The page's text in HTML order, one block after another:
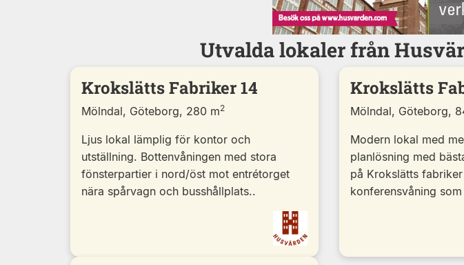
Utvalda lokaler från
Krokslätts Fabriker 14
Mölndal, Göteborg, 280 m2
Ljus lokal lämplig för kontor och
utställning. Bottenvåningen med stora
fönsterpartier i nord/öst mot entrétorget
nära spårvagn och busshållplats..
Krokslätts
Mölndal, Göteborg,
Modern lokal med
planlösning med
på Krokslätts
konferensvåning